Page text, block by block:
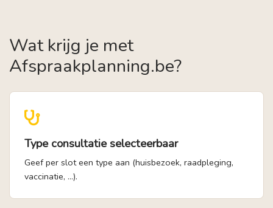
Wat krijg je met
Afspraakplanning.be?
Type consultatie selecteerbaar
Geef per slot een type aan (huisbezoek, raadpleging,
vaccinatie, ...).